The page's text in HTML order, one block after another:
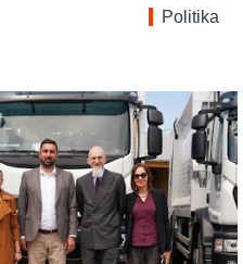
Politika